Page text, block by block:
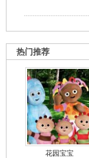
热门推荐
花园宝宝